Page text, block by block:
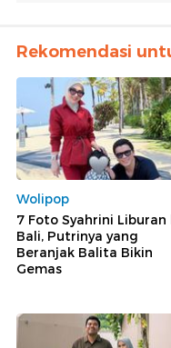
Rekomendasi
Wolipop
7 Foto Syahrini Liburan
Bali, Putrinya yang
Beranjak Balita Bikin
Gemas